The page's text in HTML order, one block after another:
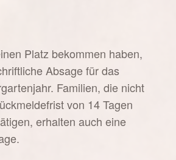
Platz bekommen haben,
Absage für das
Familien, die nicht
von 14 Tagen
erhalten auch eine